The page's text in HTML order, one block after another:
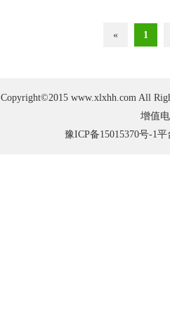
« 1
Copyright©2015 www.xlxhh.com All
增值
豫ICP备15015370号-1平